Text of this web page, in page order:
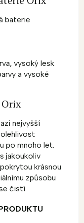
baterie
vysoký lesk
a vysoké
nejvyšší
po mnoho let.
jakoukoliv
krásnou
způsobu
čistí.